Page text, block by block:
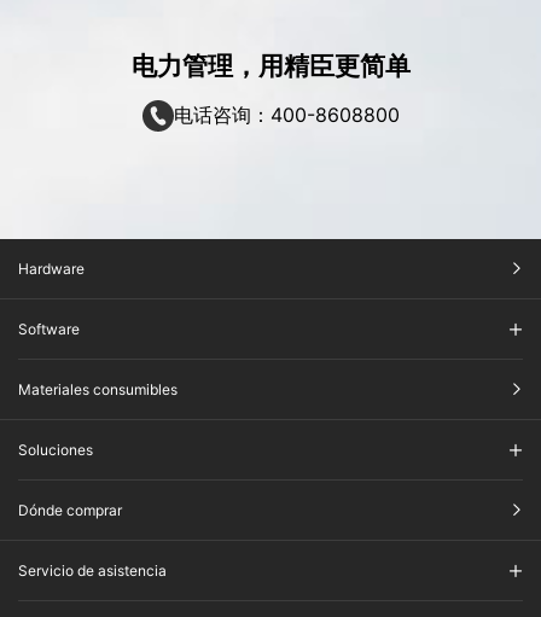
电力管理，用精臣更简单
电话咨询：400-8608800
Hardware
Software
Materiales consumibles
Soluciones
Dónde comprar
Servicio de asistencia